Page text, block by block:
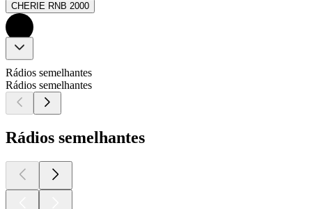
CHERIE RNB 2000
Rádios semelhantes
Rádios semelhantes
Rádios semelhantes